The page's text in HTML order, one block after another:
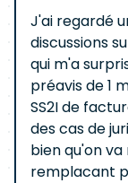
J'ai regardé
discussions
qui m'a
préavis de 1
SS2I de
des cas de
bien qu'on
remplacant